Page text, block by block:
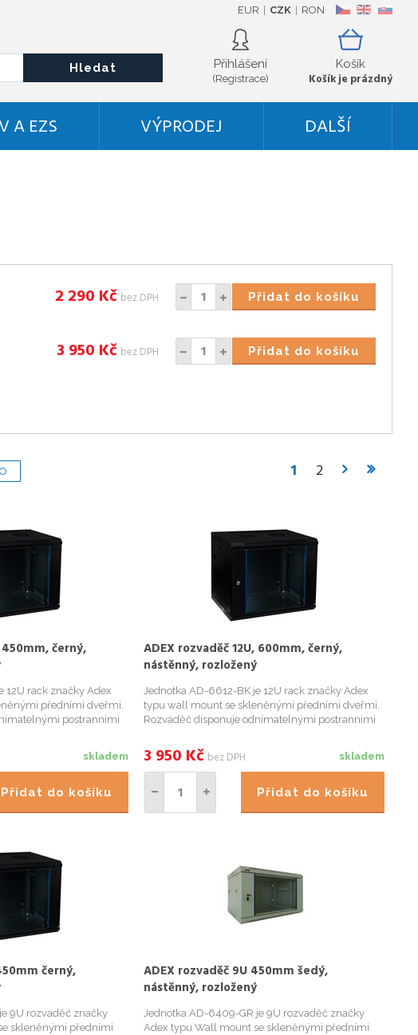
CZ EN SK
EUR CZK RON
Košík
Košík je prázdný
Přihlášení
(Registrace)
Hledat
A EZS VÝPRODEJ DALŠÍ
Přidat do košíku
2 290 Kč bez DPH
Přidat do košíku
3 950 Kč bez DPH
1 2
450mm, černý,
12U rack značky Adex
předními dveřmi.
postranními
a otvory pro protažení
skladem
Přidat do košíku
ADEX rozvaděč 12U, 600mm, černý,
nástěnný, rozložený
Jednotka AD-6612-BK je 12U rack značky Adex
typu wall mount se skleněnými předními dveřmi.
Rozvaděč disponuje odnímatelnými postranními
možností uzamknutí racku a otvory pro protažení
kabelů na horním a s...
skladem
3 950 Kč bez DPH
Přidat do košíku
černý,
9U rozvaděč značky
skleněnými předními
ADEX rozvaděč 9U 450mm šedý,
nástěnný, rozložený
Jednotka AD-6409-GR je 9U rozvaděč značky
Adex typu Wall mount se skleněnými předními